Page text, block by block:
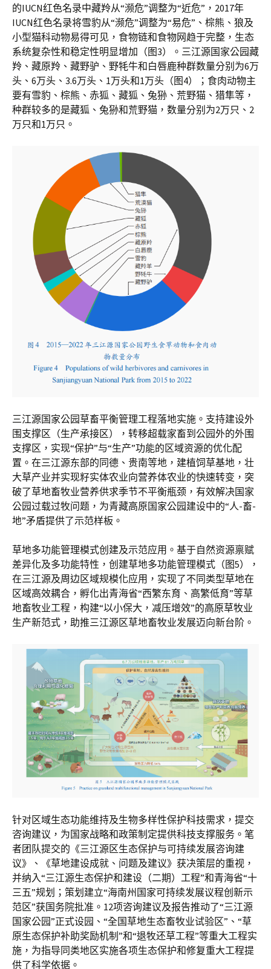
的IUCN红色名录中藏羚从“濒危”调整为“近危”，2017年
IUCN红色名录将雪豹从“濒危”调整为“易危”、棕熊、狼及
小型猫科动物易得可见，食物链和食物网趋于完整，生态
系统复杂性和稳定性明显增加（图3）。三江源国家公园藏
羚、藏原羚、藏野驴、野牦牛和白唇鹿种群数量分别为6万
头、6万头、3.6万头、1万头和1万头（图4）；食肉动物主
要有雪豹、棕熊、赤狐、藏狐、兔狲、荒野猫、猎隼等，
种群较多的是藏狐、兔狲和荒野猫，数量分别为2万只、2
万只和1万只。
三江源国家公园草畜平衡管理工程落地实施。支持建设外
围支撑区（生产承接区），转移超载家畜到公园外的外围
支撑区，实现“保护”与“生产”功能的区域资源的优化配
置。在三江源东部的同德、贵南等地，建植饲草基地，壮
大草产业并实现籽实体农业向营养体农业的快速转变，突
破了草地畜牧业营养供求季节不平衡瓶颈，有效解决国家
公园过载过牧问题，为青藏高原国家公园建设中的“人-畜-
地”矛盾提供了示范样板。
草地多功能管理模式创建及示范应用。基于自然资源禀赋
差异化及多功能特性，创建草地多功能管理模式（图5），
在三江源及周边区域规模化应用，实现了不同类型草地在
区域高效耦合，孵化出青海省“西繁东育、高繁低育”等草
地畜牧业工程，构建“以小保大，减压增效”的高原草牧业
生产新范式，助推三江源区草地畜牧业发展迈向新台阶。
针对区域生态功能维持及生物多样性保护科技需求，提交
咨询建议，为国家战略和政策制定提供科技支撑服务。笔
者团队提交的《三江源区生态保护与可持续发展咨询建
议》、《草地建设成就、问题及建议》获决策层的重视，
并纳入“三江源生态保护和建设（二期）工程”和青海省“十
三五”规划；策划建立“海南州国家可持续发展议程创新示
范区”获国务院批准。12项咨询建议及报告推动了“三江源
国家公园”正式设园、“全国草地生态畜牧业试验区”、“草
原生态保护补助奖励机制”和“退牧还草工程”等重大工程实
施，为指导同类地区实施各项生态保护和修复重大工程提
供了科学依据。